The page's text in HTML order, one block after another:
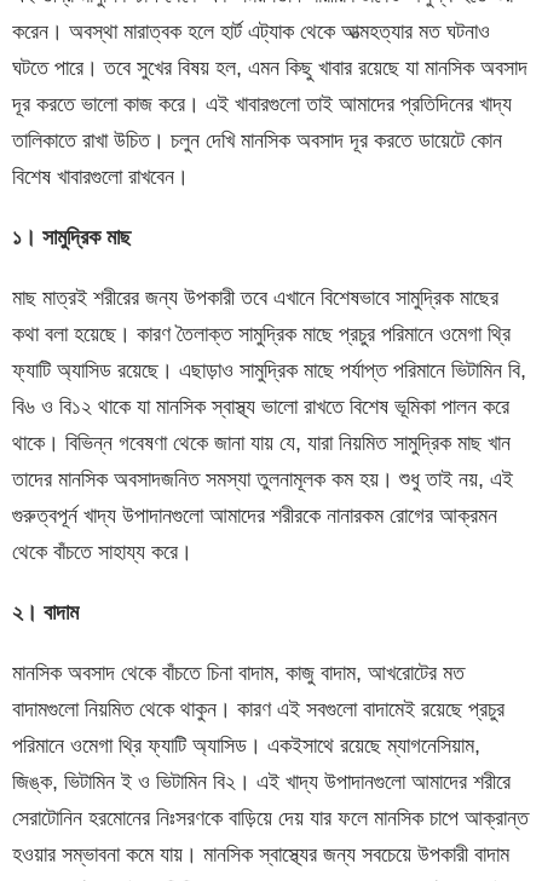
করেন। অবস্থা মারাত্বক হলে হার্ট এট্যাক থেকে আত্মহত্যার মত ঘটনাও
ঘটতে পারে। তবে সুখের বিষয় হল, এমন কিছু খাবার রয়েছে যা মানসিক অবসাদ
দূর করতে ভালো কাজ করে। এই খাবারগুলো তাই আমাদের প্রতিদিনের খাদ্য
তালিকাতে রাখা উচিত। চলুন দেখি মানসিক অবসাদ দূর করতে ডায়েটে কোন
বিশেষ খাবারগুলো রাখবেন।
১। সামুদ্রিক মাছ
মাছ মাত্রই শরীরের জন্য উপকারী তবে এখানে বিশেষভাবে সামুদ্রিক মাছের
কথা বলা হয়েছে। কারণ তৈলাক্ত সামুদ্রিক মাছে প্রচুর পরিমানে ওমেগা থ্রি
ফ্যাটি অ্যাসিড রয়েছে। এছাড়াও সামুদ্রিক মাছে পর্যাপ্ত পরিমানে ভিটামিন বি,
বি৬ ও বি১২ থাকে যা মানসিক স্বাস্থ্য ভালো রাখতে বিশেষ ভূমিকা পালন করে
থাকে। বিভিন্ন গবেষণা থেকে জানা যায় যে, যারা নিয়মিত সামুদ্রিক মাছ খান
তাদের মানসিক অবসাদজনিত সমস্যা তুলনামূলক কম হয়। শুধু তাই নয়, এই
গুরুত্বপূর্ন খাদ্য উপাদানগুলো আমাদের শরীরকে নানারকম রোগের আক্রমন
থেকে বাঁচতে সাহায্য করে।
২। বাদাম
মানসিক অবসাদ থেকে বাঁচতে চিনা বাদাম, কাজু বাদাম, আখরোটের মত
বাদামগুলো নিয়মিত থেকে থাকুন। কারণ এই সবগুলো বাদামেই রয়েছে প্রচুর
পরিমানে ওমেগা থ্রি ফ্যাটি অ্যাসিড। একইসাথে রয়েছে ম্যাগনেসিয়াম,
জিঙ্ক, ভিটামিন ই ও ভিটামিন বি২। এই খাদ্য উপাদানগুলো আমাদের শরীরে
সেরাটোনিন হরমোনের নিঃসরণকে বাড়িয়ে দেয় যার ফলে মানসিক চাপে আক্রান্ত
হওয়ার সম্ভাবনা কমে যায়। মানসিক স্বাস্থ্যের জন্য সবচেয়ে উপকারী বাদাম